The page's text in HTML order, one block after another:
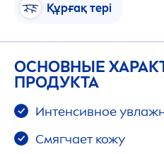
Құрғақ тері
ОСНОВНЫЕ
ПРОДУКТА
Интенсивное
Смягчает кожу